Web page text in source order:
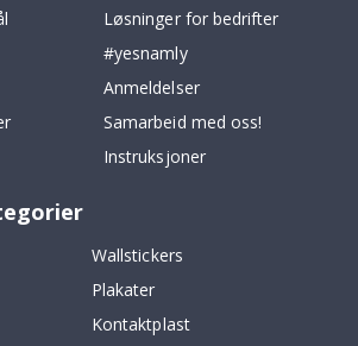
Løsninger for bedrifter
#yesnamly
Anmeldelser
Samarbeid med oss!
Instruksjoner
Wallstickers
Plakater
Kontaktplast